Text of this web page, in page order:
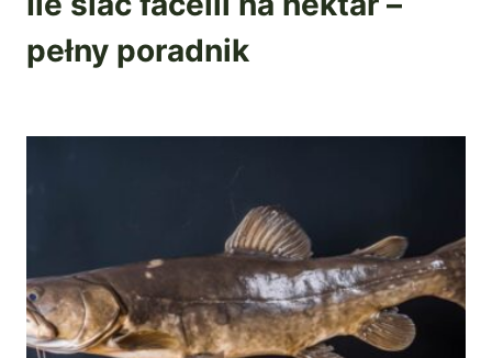
pełny poradnik